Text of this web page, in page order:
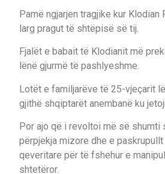
Pamë ngjarjen tragjike kur Klodian
larg pragut të shtëpisë së tij.
Fjalët e babait të Klodianit më
lënë gjurmë të pashlyeshme.
Lotët e familjarëve të 25-vjeçarit
gjithë shqiptarët anembanë ku
Por ajo që i revoltoi më së shumti
përpjekja mizore dhe e
qeveritare për të fshehur e
shtetëror.